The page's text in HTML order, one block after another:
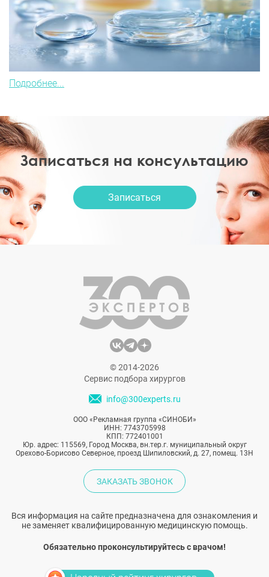
Подробнее...
Записаться на консультацию
Записаться
© 2014-2026
Сервис подбора хирургов
info@300experts.ru
ООО «Рекламная группа «СИНОБИ»
ИНН: 7743705998
КПП: 772401001
Юр. адрес: 115569, Город Москва, вн.тер.г. муниципальный округ
Орехово-Борисово Северное, проезд Шипиловский, д. 27, помещ. 13Н
ЗАКАЗАТЬ ЗВОНОК
Вся информация на сайте предназначена для ознакомления и
не заменяет квалифицированную медицинскую помощь.
Обязательно проконсультируйтесь с врачом!